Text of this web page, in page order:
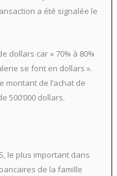
a été signalée le
dollars car « 70% à 80%
se font en dollars ».
montant de l’achat de
500’000 dollars.
le plus important dans
de la famille